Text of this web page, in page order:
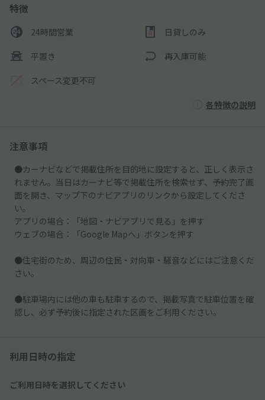
特徴
24時間営業 日貸しのみ
平置き 再入庫可能
スペース変更不可
各特徴の説明
注意事項
●カーナビなどで掲載住所を目的地に設定すると、正しく表示さ
れません。当日はカーナビ等で掲載住所を検索せず、予約完了画
面を開き、マップ下のナビアプリのリンクから設定してくださ
い。
アプリの場合：「地図・ナビアプリで見る」を押す
ウェブの場合：「Google Mapへ」ボタンを押す
●住宅街のため、周辺の住民・対向車・騒音などにはご注意くだ
さい。
●駐車場内には他の車も駐車するので、掲載写真で駐車位置を確
認し、必ず予約後に指定された区画をご利用ください。
利用日時の指定
ご利用日時を選択してください